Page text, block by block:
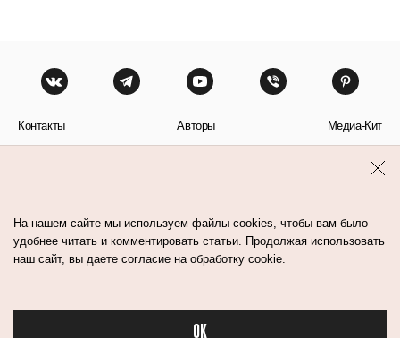
Контакты Авторы Медиа-Кит
На нашем сайте мы используем файлы cookies, чтобы вам было
удобнее читать и комментировать статьи. Продолжая использовать
наш сайт, вы даете согласие на обработку cookie.
OK